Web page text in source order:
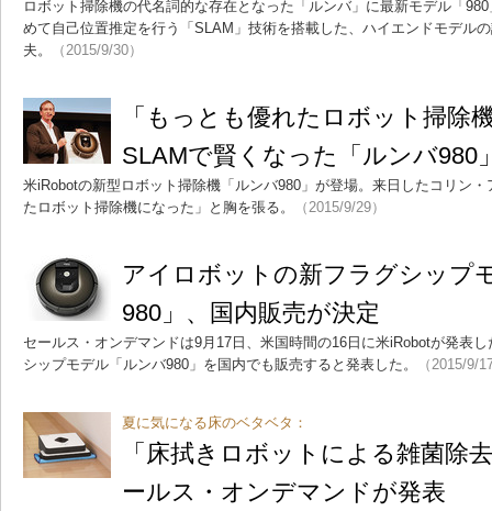
ロボット掃除機の代名詞的な存在となった「ルンバ」に最新モデル「
めて自己位置推定を行う「SLAM」技術を搭載した、ハイエンドモデル
夫。
（2015/9/30）
「もっとも優れたロボット掃
SLAMで賢くなった「ルンバ980
米iRobotの新型ロボット掃除機「ルンバ980」が登場。来日したコリン
たロボット掃除機になった」と胸を張る。
（2015/9/29）
アイロボットの新フラグシップ
980」、国内販売が決定
セールス・オンデマンドは9月17日、米国時間の16日に米iRobotが発表
シップモデル「ルンバ980」を国内でも販売すると発表した。
（2015/9/
夏に気になる床のベタベタ：
「床拭きロボットによる雑菌
ールス・オンデマンドが発表